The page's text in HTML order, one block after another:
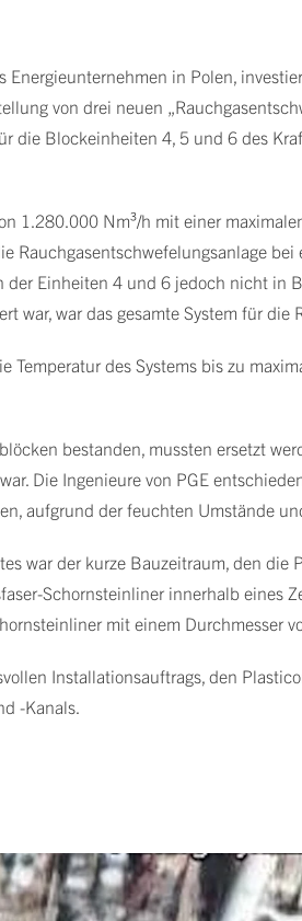
Energieunternehmen in Polen,
von drei neuen
die Blockeinheiten 4, 5 und 6 des
1.280.000 Nm³/h mit einer
Rauchgasentschwefelungsanlage
Einheiten 4 und 6 jedoch nicht in
war, war das gesamte System für die
des Systems bis zu
bestanden, mussten ersetzt
Die Ingenieure von PGE
aufgrund der feuchten Umstände
war der kurze Bauzeitraum, den die
Schornsteinliner innerhalb eines
mit einem Durchmesser
Installationsauftrags, den
-Kanals.